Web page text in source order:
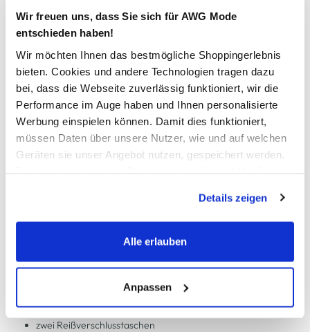
Wir freuen uns, dass Sie sich für AWG Mode
entschieden haben!
Wir möchten Ihnen das bestmögliche Shoppingerlebnis
bieten. Cookies und andere Technologien tragen dazu
bei, dass die Webseite zuverlässig funktioniert, wir die
Performance im Auge haben und Ihnen personalisierte
Werbung einspielen können. Damit dies funktioniert,
müssen Daten über unsere Nutzer, wie und auf welchen
Geräten sie unser Angebot nutzen, gespeichert werden.
werden, werden bei der Nutzung der Webseite auf jeden
Fall gesetzt. Cookies von Drittanbietern für Analyse- oder
Trackingzwecke werden nur dann aktiviert, wenn Sie das
erlauben" bzw. "Alle erlauben" klicken. Mehr dazu
(einschließlich der Möglichkeit, die Einwilligungserklärung
zu ändern oder zu widerrufen) erfahren Sie in unserem
Cookie-Hinweisbzw. derDatenschutzerklärung.
Details zeigen
Alle erlauben
Anpassen
In den Warenkorb
Schneller DHL Versand: in 1–3 Werktagen
Kostenfreie Rücksendung innerhalb 14 Tage
Kostenlose Filiallieferung in Ihre Wunschfiliale
Herren Steppjacke mit abnehmbarer Kapuze
durchgehender Reißverschluss geht in Stehkragen über
abnehmbare Kapuze, farblich abgesetzt
zwei Reißverschlusstaschen